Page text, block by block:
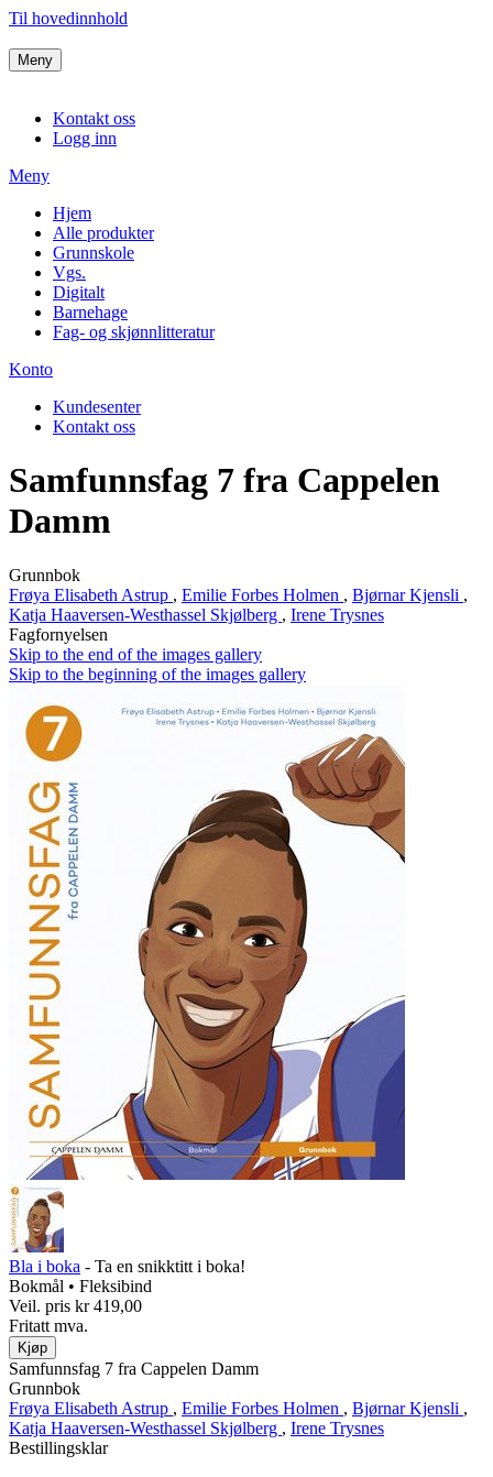
Til hovedinnhold
Meny
Kontakt oss
Logg inn
Meny
Hjem
Alle produkter
Grunnskole
Vgs.
Digitalt
Barnehage
Fag- og skjønnlitteratur
Konto
Kundesenter
Kontakt oss
Samfunnsfag 7 fra Cappelen
Damm
Grunnbok
Frøya Elisabeth Astrup , Emilie Forbes Holmen , Bjørnar Kjensli ,
Katja Haaversen-Westhassel Skjølberg , Irene Trysnes
Fagfornyelsen
Skip to the end of the images gallery
Skip to the beginning of the images gallery
Bla i boka - Ta en snikktitt i boka!
Bokmål • Fleksibind
Veil. pris kr 419,00
Fritatt mva.
Kjøp
Samfunnsfag 7 fra Cappelen Damm
Grunnbok
Frøya Elisabeth Astrup , Emilie Forbes Holmen , Bjørnar Kjensli ,
Katja Haaversen-Westhassel Skjølberg , Irene Trysnes
Bestillingsklar